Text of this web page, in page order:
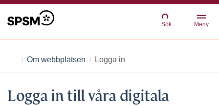
Sök Meny
Om webbplatsen Logga in
Logga in till våra digitala